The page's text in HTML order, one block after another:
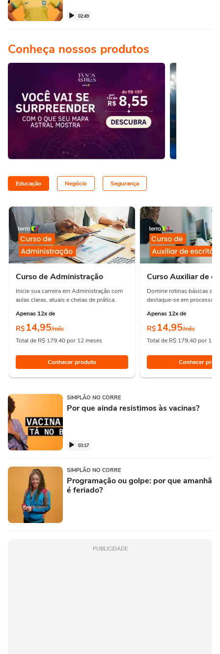
02:49
Conheça nossos produtos
Educação Negócio Segurança
Curso de Administração
Inicie sua carreira em Administração com
aulas claras, atuais e cheias de prática.
Apenas 12x de
R$ 14,95/mês
Total de R$ 179,40 por 12 meses
Conhecer produto
Curso Auxiliar de
Domine rotinas básicas de
destaque-se em processos
Apenas 12x de
R$ 14,95/mês
Total de R$ 179,40 por 12
Conhecer
SIMPLÃO NO CORRE
Por que ainda resistimos às vacinas?
03:17
SIMPLÃO NO CORRE
Programação ou golpe: por que amanhã
é feriado?
PUBLICIDADE